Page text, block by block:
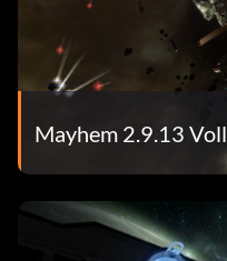
Mayhem 2.9.13 Voll